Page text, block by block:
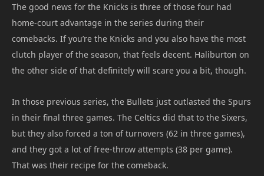
The good news for the Knicks is three of those four had
home-court advantage in the series during their
comebacks. If you’re the Knicks and you also have the most
clutch player of the season, that feels decent. Haliburton on
the other side of that definitely will scare you a bit, though.
In those previous series, the Bullets just outlasted the Spurs
in their final three games. The Celtics did that to the Sixers,
but they also forced a ton of turnovers (62 in three games),
and they got a lot of free-throw attempts (38 per game).
That was their recipe for the comeback.